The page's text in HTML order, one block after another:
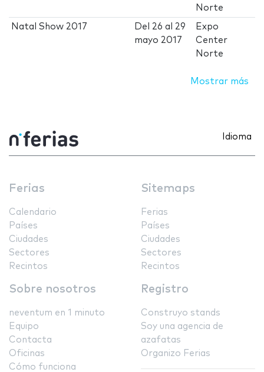
Norte
Natal Show 2017 Del 26 al 29
mayo 2017
Expo
Center
Norte
Mostrar más
Idioma
Ferias
Calendario
Países
Ciudades
Sectores
Recintos
Sitemaps
Ferias
Países
Ciudades
Sectores
Recintos
Sobre nosotros
neventum en 1 minuto
Equipo
Contacta
Oficinas
Cómo funciona
Registro
Construyo stands
Soy una agencia de
azafatas
Organizo Ferias